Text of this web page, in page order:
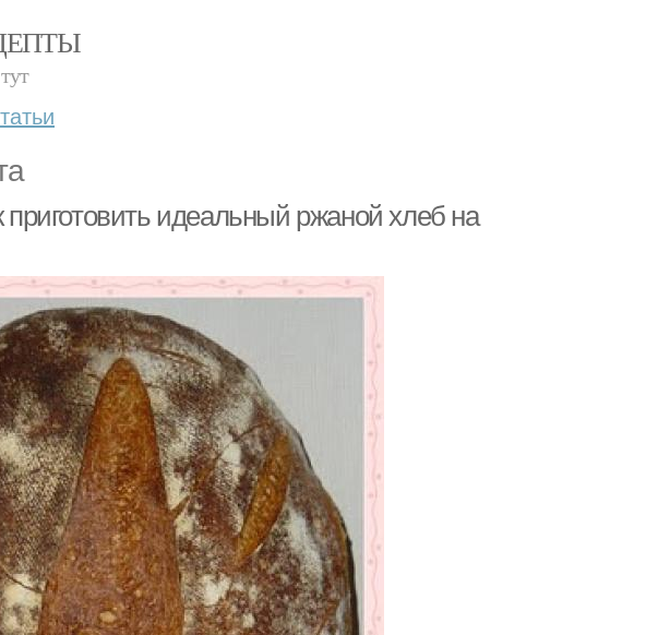
приготовить идеальный ржаной хлеб на